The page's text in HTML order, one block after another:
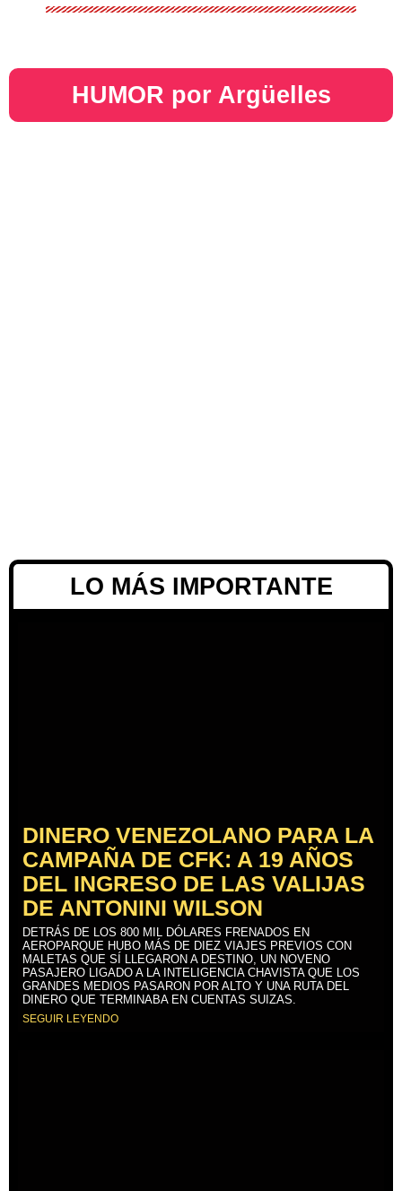
HUMOR por Argüelles​
LO MÁS IMPORTANTE
DINERO VENEZOLANO PARA LA
CAMPAÑA DE CFK: A 19 AÑOS
DEL INGRESO DE LAS VALIJAS
DE ANTONINI WILSON
DETRÁS DE LOS 800 MIL DÓLARES FRENADOS EN
AEROPARQUE HUBO MÁS DE DIEZ VIAJES PREVIOS CON
MALETAS QUE SÍ LLEGARON A DESTINO, UN NOVENO
PASAJERO LIGADO A LA INTELIGENCIA CHAVISTA QUE LOS
GRANDES MEDIOS PASARON POR ALTO Y UNA RUTA DEL
DINERO QUE TERMINABA EN CUENTAS SUIZAS.
SEGUIR LEYENDO